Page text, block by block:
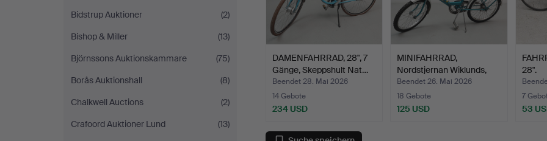
Bidstrup Auktioner
(2)
Bishop & Miller
(13)
Björnssons Auktionskammare
(75)
Borås Auktionshall
(8)
Chalkwell Auctions
(2)
Crafoord Auktioner Lund
(13)
DAMENFAHRRAD, 28", 7
Gänge, Skeppshult Nat…
Beendet 28. Mai 2026
14 Gebote
234 USD
MINIFAHRRAD,
Nordstjernan Wiklunds,
1970er…
Beendet 26. Mai 2026
18 Gebote
125 USD
28".
7
53